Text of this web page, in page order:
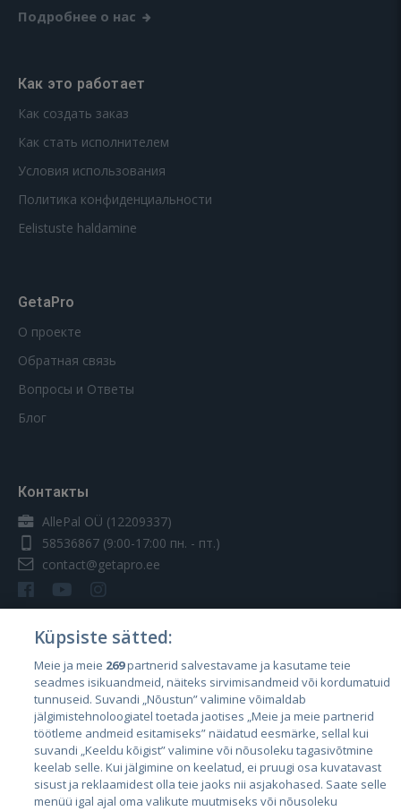
Подробнее о нас
Как это работает
Как создать заказ
Как стать исполнителем
Условия использования
Политика конфиденциальности
Eelistuste haldamine
GetaPro
О проекте
Обратная связь
Вопросы и Ответы
Блог
Контакты
AllePal OÜ (12209337)
58536867 (9:00-17:00 пн. - пт.)
contact@getapro.ee
Страны
Эстония
Латвия
Литва
Küpsiste sätted:
Meie ja meie 269partnerid salvestavame ja kasutame teie
seadmes isikuandmeid, näiteks sirvimisandmeid või kordumatuid
tunnuseid. Suvandi „Nõustun” valimine võimaldab
jälgimistehnoloogiatel toetada jaotises „Meie ja meie partnerid
töötleme andmeid esitamiseks” näidatud eesmärke, sellal kui
suvandi „Keeldu kõigist” valimine või nõusoleku tagasivõtmine
keelab selle. Kui jälgimine on keelatud, ei pruugi osa kuvatavast
sisust ja reklaamidest olla teie jaoks nii asjakohased. Saate selle
menüü igal ajal oma valikute muutmiseks või nõusoleku